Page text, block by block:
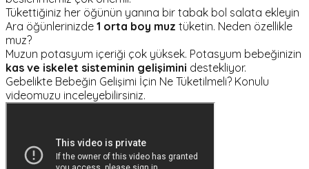
Tükettiğiniz her öğünün yanına bir tabak bol salata ekleyin
Ara öğünlerinizde 1 orta boy muz tüketin. Neden özellikle
muz?
Muzun potasyum içeriği çok yüksek. Potasyum bebeğinizin
kas ve iskelet sisteminin gelişimini destekliyor.
Gebelikte Bebeğin Gelişimi İçin Ne Tüketilmeli? Konulu
videomuzu inceleyebilirsiniz.